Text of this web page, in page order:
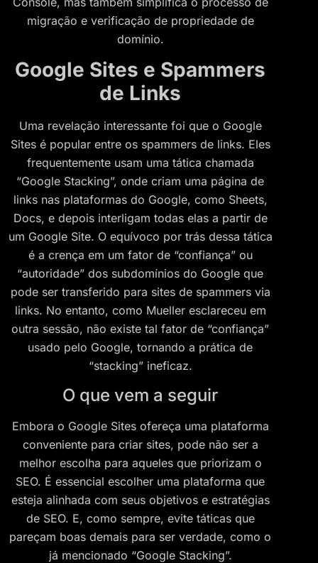
migração e verificação de propriedade de
domínio.
Google Sites e Spammers
de Links
Uma revelação interessante foi que o Google
Sites é popular entre os spammers de links. Eles
frequentemente usam uma tática chamada
“Google Stacking”, onde criam uma página de
links nas plataformas do Google, como Sheets,
Docs, e depois interligam todas elas a partir de
um Google Site. O equívoco por trás dessa tática
é a crença em um fator de “confiança” ou
“autoridade” dos subdomínios do Google que
pode ser transferido para sites de spammers via
links. No entanto, como Mueller esclareceu em
outra sessão, não existe tal fator de “confiança”
usado pelo Google, tornando a prática de
“stacking” ineficaz.
O que vem a seguir
Embora o Google Sites ofereça uma plataforma
conveniente para criar sites, pode não ser a
melhor escolha para aqueles que priorizam o
SEO. É essencial escolher uma plataforma que
esteja alinhada com seus objetivos e estratégias
de SEO. E, como sempre, evite táticas que
pareçam boas demais para ser verdade, como o
já mencionado “Google Stacking”.